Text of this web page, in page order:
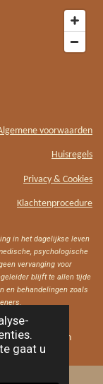
gaat u
voorwaarden
Huisregels
Privacy & Cookies
Klachtenprocedure
in het dagelijkse leven
psychologische
vervanging voor
blijft te allen tijde
en behandelingen zoals
voorbehouden